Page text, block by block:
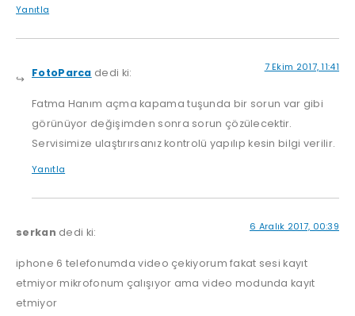
Yanıtla
FotoParca dedi ki: 7 Ekim 2017, 11:41
Fatma Hanım açma kapama tuşunda bir sorun var gibi
görünüyor değişimden sonra sorun çözülecektir.
Servisimize ulaştırırsanız kontrolü yapılıp kesin bilgi verilir.
Yanıtla
serkan dedi ki: 6 Aralık 2017, 00:39
iphone 6 telefonumda video çekiyorum fakat sesi kayıt
etmiyor mikrofonum çalışıyor ama video modunda kayıt
etmiyor